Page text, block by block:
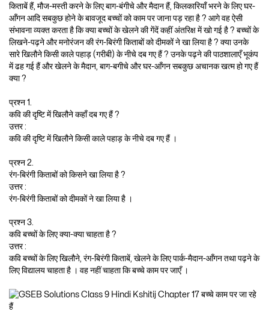
किताबें हैं, मौज-मस्ती करने के लिए बाग-बंगीचे और मैदान हैं, किलकारियाँ भरने के लिए घर-
आँगन आदि सबकुछ होने के बावजूद बच्चों को काम पर जाना पड़ रहा है ? आगे वह ऐसी
संभावना व्यक्त करता है कि क्या बच्चों के खेलने की गेंदें कहीं अंतरिक्ष में खो गई है ? बच्चों के
लिखने-पढ़ने और मनोरंजन की रंग-बिरंगी किताबों को दीमकों ने खा लिया है ? क्या उनके
सारे खिलौने किसी काले पहाड़ (गरीबी) के नीचे दब गए हैं ? उनके पढ़ने की पाठशालाएँ भूकंप
में ढह गई हैं और खेलने के मैदान, बाग-बगीचे और घर-आँगन सबकुछ अचानक खत्म हो गए हैं
क्या ?
प्रश्न 1.
कवि की दृष्टि में खिलौने कहाँ दब गए हैं ?
उत्तर :
कवि की दृष्टि में खिलौने किसी काले पहाड़ के नीचे दब गए हैं ।
प्रश्न 2.
रंग-बिरंगी किताबों को किसने खा लिया है ?
उत्तर :
रंग-बिरंगी किताबों को दीमकों ने खा लिया है ।
प्रश्न 3.
कवि बच्चों के लिए क्या-क्या चाहता है ?
उत्तर :
कवि बच्चों के लिए खिलौने, रंग-बिरंगी किताबें, खेलने के लिए पार्क-मैदान-आँगन तथा पढ़ने के
लिए विद्यालय चाहता है । वह नहीं चाहता कि बच्चे काम पर जाएँ ।